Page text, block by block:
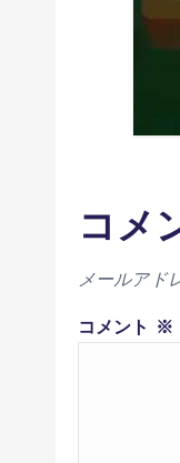
コメ
メールアド
コメント ※